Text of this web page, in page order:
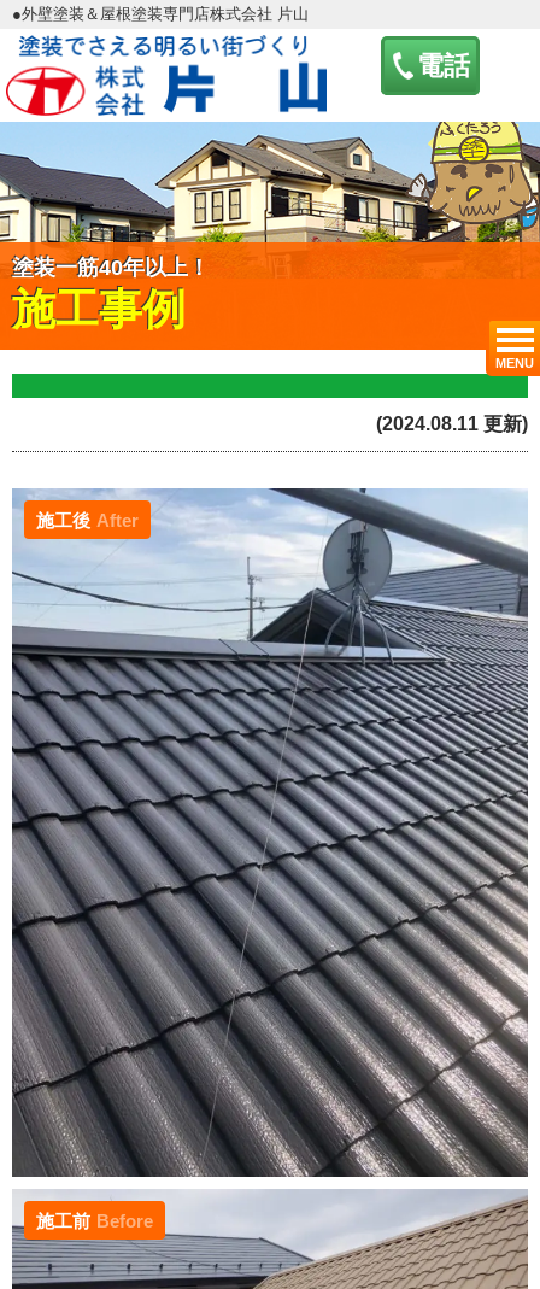
電話
MENU
●外壁塗装＆屋根塗装専門店株式会社 片山
塗装一筋40年以上！
施工事例
(2024.08.11 更新)
施工後 After
施工前 Before